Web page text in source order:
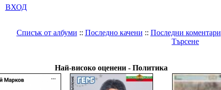
ВХОД
Списък от албуми :: Последно качени :: Последни коментари
Търсене
Най-високо оценени - Политика